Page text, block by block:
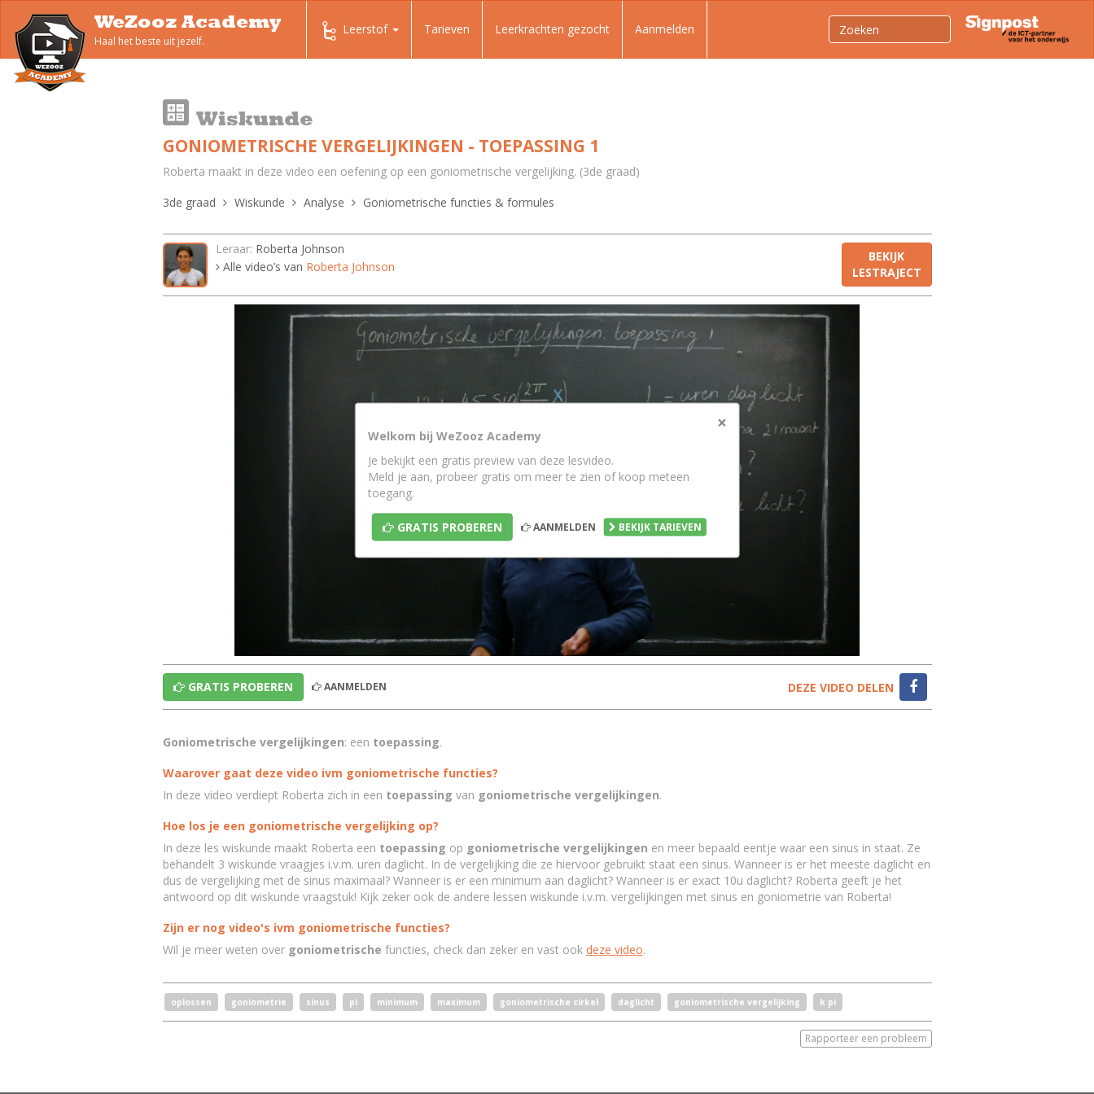
WeZooz Academy
Haal het beste uit jezelf.
Leerstof Tarieven Leerkrachten gezocht Aanmelden
Wiskunde
GONIOMETRISCHE VERGELIJKINGEN - TOEPASSING 1
Roberta maakt in deze video een oefening op een goniometrische vergelijking. (3de graad)
3de graad
Wiskunde Analyse Goniometrische functies & formules
Leraar: Roberta Johnson
Alle video’s van Roberta Johnson
BEKIJK
LESTRAJECT
×
Welkom bij WeZooz Academy
Je bekijkt een gratis preview van deze lesvideo.
Meld je aan, probeer gratis om meer te zien of koop meteen
toegang.
GRATIS PROBEREN AANMELDEN BEKIJK TARIEVEN
GRATIS PROBEREN AANMELDEN DEZE VIDEO DELEN
Goniometrische vergelijkingen: een toepassing.
Waarover gaat deze video ivm goniometrische functies?
In deze video verdiept Roberta zich in een toepassing van goniometrische vergelijkingen.
Hoe los je een goniometrische vergelijking op?
In deze les wiskunde maakt Roberta een toepassing op goniometrische vergelijkingen en meer bepaald eentje waar een sinus in staat. Ze
behandelt 3 wiskunde vraagjes i.v.m. uren daglicht. In de vergelijking die ze hiervoor gebruikt staat een sinus. Wanneer is er het meeste daglicht en
dus de vergelijking met de sinus maximaal? Wanneer is er een minimum aan daglicht? Wanneer is er exact 10u daglicht? Roberta geeft je het
antwoord op dit wiskunde vraagstuk! Kijk zeker ook de andere lessen wiskunde i.v.m. vergelijkingen met sinus en goniometrie van Roberta!
Zijn er nog video's ivm goniometrische functies?
Wil je meer weten over goniometrische functies, check dan zeker en vast ook deze video.
oplossen goniometrie sinus pi minimum maximum goniometrische cirkel daglicht goniometrische vergelijking k pi
Rapporteer een probleem